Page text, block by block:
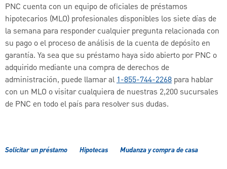
PNC cuenta con un equipo de oficiales de préstamos
hipotecarios (MLO) profesionales disponibles los siete días de
la semana para responder cualquier pregunta relacionada con
su pago o el proceso de análisis de la cuenta de depósito en
garantía. Ya sea que su préstamo haya sido abierto por PNC o
adquirido mediante una compra de derechos de
administración, puede llamar al1-855-744-2268 para hablar
con un MLO o visitar cualquiera de nuestras 2,200 sucursales
de PNC en todo el país para resolver sus dudas.
Solicitar un préstamo Hipotecas Mudanza y compra de casa